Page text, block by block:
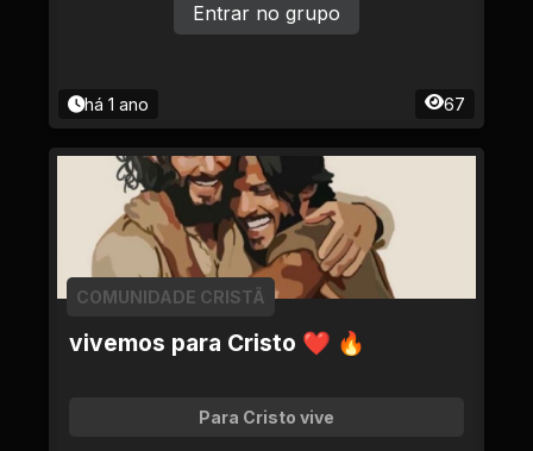
há 1 ano 67
Entrar no grupo
vivemos para Cristo ❤ 🔥
COMUNIDADE CRISTÃ
Para Cristo vive